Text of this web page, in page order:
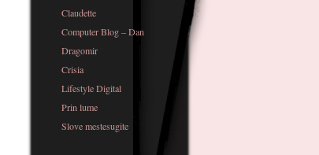
Claudette
Computer Blog – Dan
Dragomir
Crisia
Lifestyle Digital
Prin lume
Slove mestesugite